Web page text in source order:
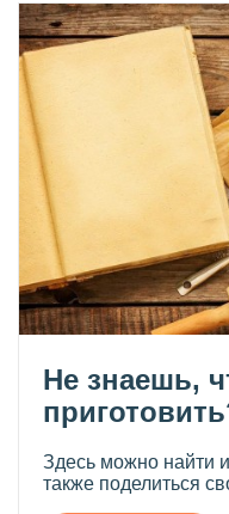
Не знаешь,
Здесь можно найти
также поделиться